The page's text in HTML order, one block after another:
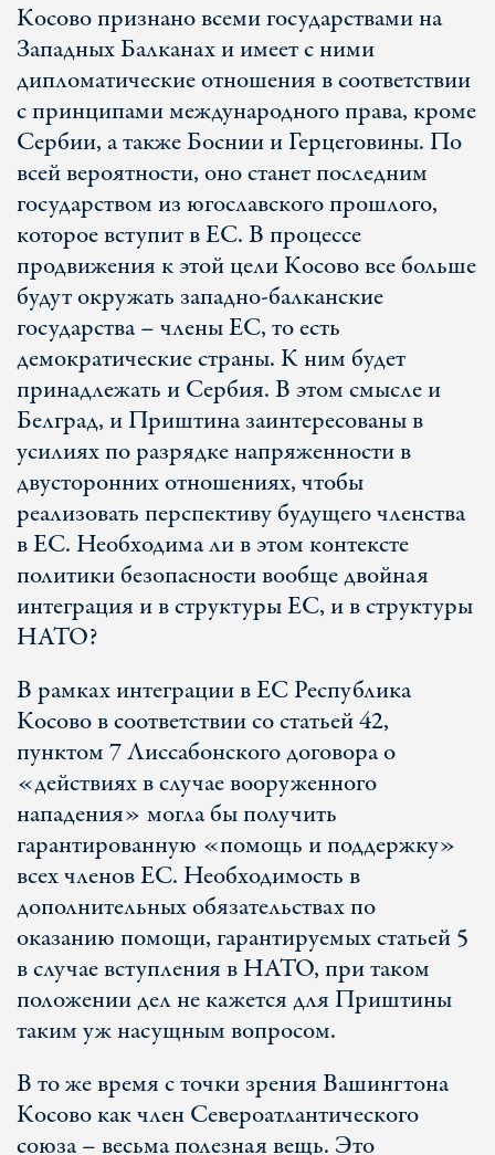
Косово признано всеми государствами на
Западных Балканах и имеет с ними
дипломатические отношения в соответствии
с принципами международного права, кроме
Сербии, а также Боснии и Герцеговины. По
всей вероятности, оно станет последним
государством из югославского прошлого,
которое вступит в ЕС. В процессе
продвижения к этой цели Косово все больше
будут окружать западно-балканские
государства – члены ЕС, то есть
демократические страны. К ним будет
принадлежать и Сербия. В этом смысле и
Белград, и Приштина заинтересованы в
усилиях по разрядке напряженности в
двусторонних отношениях, чтобы
реализовать перспективу будущего членства
в ЕС. Необходима ли в этом контексте
политики безопасности вообще двойная
интеграция и в структуры ЕС, и в структуры
НАТО?
В рамках интеграции в ЕС Республика
Косово в соответствии со статьей 42,
пунктом 7 Лиссабонского договора о
«действиях в случае вооруженного
нападения» могла бы получить
гарантированную «помощь и поддержку»
всех членов ЕС. Необходимость в
дополнительных обязательствах по
оказанию помощи, гарантируемых статьей 5
в случае вступления в НАТО, при таком
положении дел не кажется для Приштины
таким уж насущным вопросом.
В то же время с точки зрения Вашингтона
Косово как член Североатлантического
союза – весьма полезная вещь. Это